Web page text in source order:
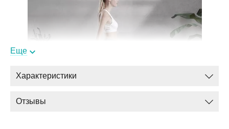
Еще
Характеристики
Отзывы